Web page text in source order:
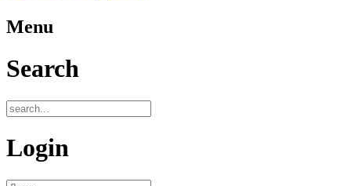
Menu
Search
Login